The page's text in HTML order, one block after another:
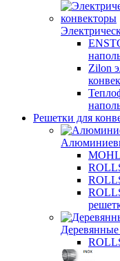
Zilon
Решетки для
Деревянные